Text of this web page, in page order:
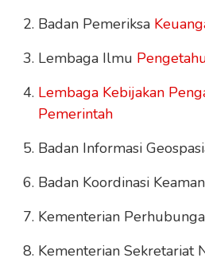
Badan Pemeriksa
Lembaga Ilmu
Lembaga Kebijakan
Pemerintah
Badan Informasi
Badan Koordinasi
Kementerian
Kementerian Sekretariat